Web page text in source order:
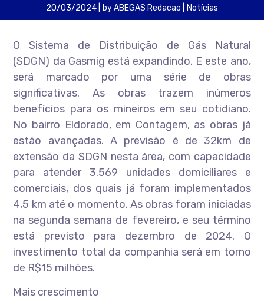
20/03/2024 byABEGAS Redacao Notícias
O Sistema de Distribuição de Gás Natural
(SDGN) da Gasmig está expandindo. E este ano,
será marcado por uma série de obras
significativas. As obras trazem inúmeros
benefícios para os mineiros em seu cotidiano.
No bairro Eldorado, em Contagem, as obras já
estão avançadas. A previsão é de 32km de
extensão da SDGN nesta área, com capacidade
para atender 3.569 unidades domiciliares e
comerciais, dos quais já foram implementados
4,5 km até o momento. As obras foram iniciadas
na segunda semana de fevereiro, e seu término
está previsto para dezembro de 2024. O
investimento total da companhia será em torno
de R$15 milhões.
Mais crescimento